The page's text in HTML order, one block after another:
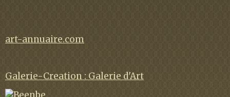
art-annuaire.com
Galerie-Creation : Galerie d'Art